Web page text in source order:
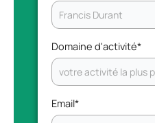
Domaine d'activité*
Email*